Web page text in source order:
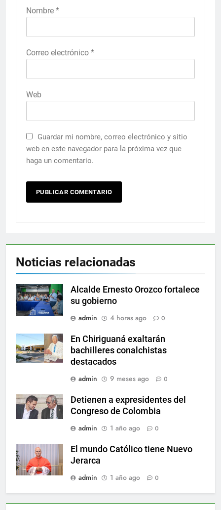
Nombre *
Correo electrónico *
Web
Guardar mi nombre, correo electrónico y sitio
web en este navegador para la próxima vez que
haga un comentario.
Noticias relacionadas
Alcalde Ernesto Orozco fortalece
su gobierno
admin
4 horas ago 0
En Chiriguaná exaltarán
bachilleres conalchistas
destacados
admin
9 meses ago 0
Detienen a expresidentes del
Congreso de Colombia
admin
1 año ago 0
El mundo Católico tiene Nuevo
Jerarca
admin
1 año ago 0